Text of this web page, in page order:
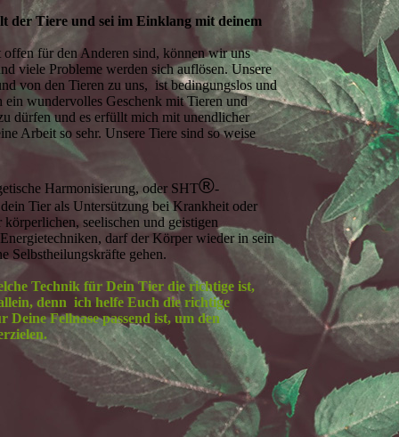
der Tiere und sei im Einklang mit deinem
offen für den Anderen sind, können wir uns
viele Probleme werden sich auflösen. Unsere
von den Tieren zu uns, ist bedingungslos und
wundervolles Geschenk mit Tieren und
dürfen und es erfüllt mich mit unendlicher
Arbeit so sehr. Unsere Tiere sind so weise
Harmonisierung, oder SHT®-
Tier als Untersützung bei Krankheit oder
körperlichen, seelischen und geistigen
darf der Körper wieder in sein
Selbstheilungskräfte gehen.
Technik für Dein Tier die richtige ist,
denn ich helfe Euch die richtige
Deine Fellnase passend ist, um den